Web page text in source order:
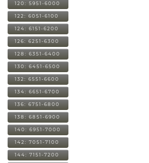
120: 5951-6000
122: 6051-6100
124: 6151-6200
126: 6251-6300
128: 6351-6400
130: 6451-6500
132: 6551-6600
134: 6651-6700
136: 6751-6800
138: 6851-6900
140: 6951-7000
142: 7051-7100
144: 7151-7200